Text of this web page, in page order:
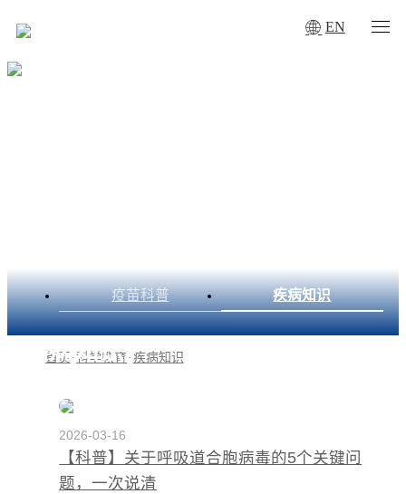
EN
疾病知识
疫苗科普 疾病知识
首页 · 科学教育 · 疾病知识
2026-03-16
【科普】关于呼吸道合胞病毒的5个关键问
题，一次说清